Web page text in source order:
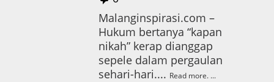
Malanginspirasi.com –
Hukum bertanya “kapan
nikah” kerap dianggap
sepele dalam pergaulan
sehari-hari.... Read more.